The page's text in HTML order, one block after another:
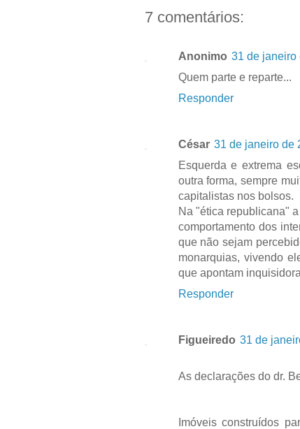
7 comentários:
Anonimo 31 de janeiro
Quem parte e reparte...
Responder
César 31 de janeiro de
Esquerda e extrema
outra forma, sempre
capitalistas nos bolsos.
Na "ética republicana"
comportamento dos
que não sejam
monarquias, vivendo
que apontam
Responder
Figueiredo 31 de
As declarações do dr.
Imóveis construídos